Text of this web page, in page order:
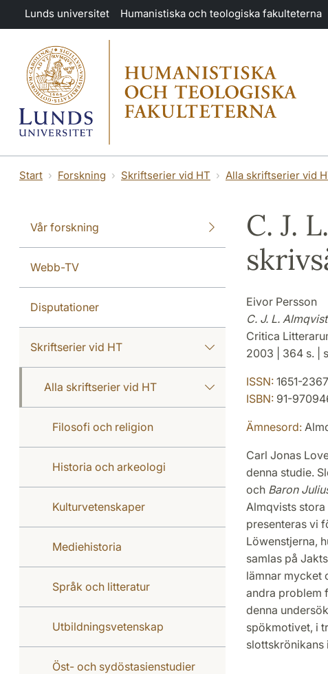
Hoppa till huvudinnehåll
Lunds universitet Humanistiska och teologiska fakulteterna
Start Forskning Skriftserier vid HT Alla skriftserier vid
Vår forskning
Webb-TV
Disputationer
Skriftserier vid HT
Alla skriftserier vid HT
Filosofi och religion
Historia och arkeologi
Kulturvetenskaper
Mediehistoria
Språk och litteratur
Utbildningsvetenskap
Öst- och sydöstasienstudier
C. J.
Eivor Persson
C. J. L.
Critica
2003 | 364 s. |
ISSN:1651-2367
ISBN:91-
Ämnesord:
Carl Jonas
denna studie.
och Baron
Almqvists
presenteras vi
Löwenstjerna,
samlas på
lämnar mycket
andra problem
denna
spökmotivet, i
slottskrönikans